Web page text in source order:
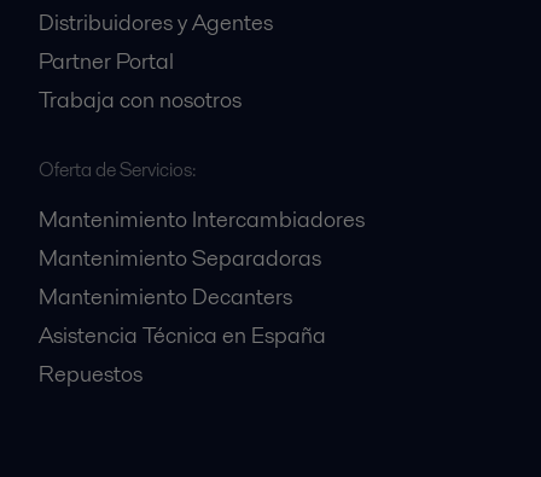
Distribuidores y Agentes
Partner Portal
Trabaja con nosotros
Oferta de Servicios:
Mantenimiento Intercambiadores
Mantenimiento Separadoras
Mantenimiento Decanters
Asistencia Técnica en España
Repuestos